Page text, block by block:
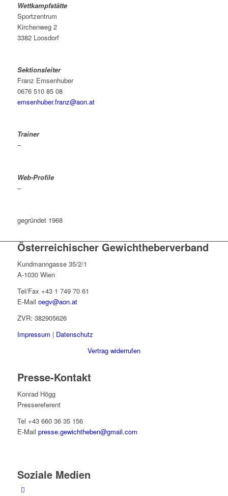
Wettkampfstätte
Sportzentrum
Kirchenweg 2
3382 Loosdorf
Sektionsleiter
Franz Emsenhuber
0676 510 85 08
emsenhuber.franz@aon.at
Trainer
–
Web-Profile
–
gegründet 1968
Österreichischer Gewichtheberverband
Kundmanngasse 35/2/1
A-1030 Wien
Tel/Fax +43 1 749 70 61
E-Mail oegv@aon.at
ZVR: 382905626
Impressum | Datenschutz
Vertrag widerrufen
Presse-Kontakt
Konrad Högg
Pressereferent
Tel +43 660 36 35 156
E-Mail presse.gewichtheben@gmail.com
Soziale Medien